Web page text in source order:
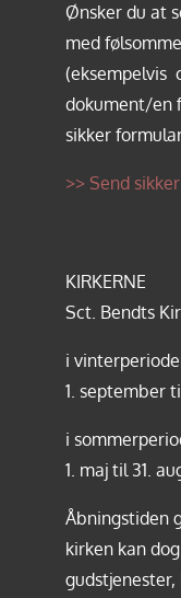
Ønsker du at
med
(eksempelvis
dokument/en
sikker
>> Send
KIRKERNE
Sct. Bendts
i
1. september
i
1. maj til 31.
Åbningstiden
kirken kan